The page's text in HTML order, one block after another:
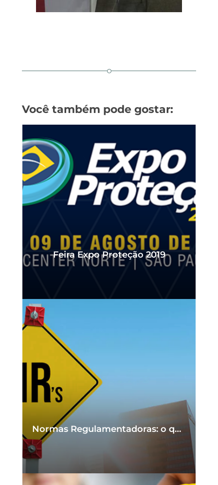
Você também pode gostar:
Feira Expo Proteção
A Nova NR-12: principais alterações